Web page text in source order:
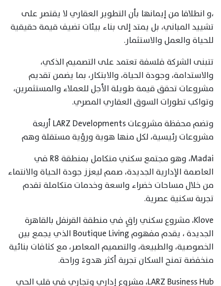
،و انطلاقا من إيمانها بأن التطوير العقاري لا يقتصر على
تشييد المباني، بل يمتد إلى بناء بيئات تضيف قيمة حقيقية
للحياة والعمل والاستثمار.
تتبنى الشركة فلسفة تعتمد على التصميم الذكي،
والاستدامة، وجودة الحياة، والابتكار، بما يضمن تقديم
مشروعات تحقق قيمة طويلة الأجل للعملاء والمستثمرين،
وتواكب تطورات السوق العقاري المصري.
وتضم محفظة مشروعات LARZ Developments أربعة
مشروعات رئيسية، لكل منها هوية ورؤية مستقلة وهم
Madai، وهو مجتمع سكني متكامل بمنطقة R8 في
العاصمة الإدارية الجديدة، صمم ليعزز جودة الحياة والانتماء
من خلال مساحات خضراء واسعة وخدمات متكاملة تقدم
تجربة سكنية عصرية.
Klove، مشروع سكني راقٍ في منطقة القرنفل بالقاهرة
الجديدة ، يقدم مفهوم Boutique Living الذي يجمع بين
الخصوصية، والطبيعة، والتصميم المعاصر، مع كثافات بنائية
منخفضة تمنح السكان تجربة أكثر هدوءً وراحة.
LARZ Business Hub، مشروع إداري وتجاري في قلب الحي